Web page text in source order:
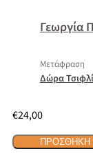
Γεωργία
Μετάφραση
Δώρα
€24,00
ΠΡΟΣΘΉΚΗ